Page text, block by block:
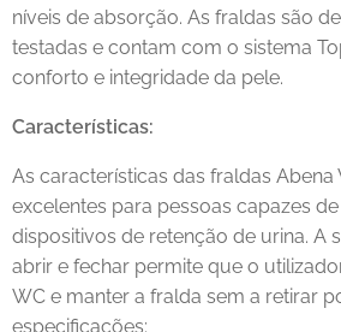
níveis de absorção. As fraldas são
testadas e contam com o sistema
conforto e integridade da pele.
Características:
As características das fraldas Abena
excelentes para pessoas capazes
dispositivos de retenção de urina. A
abrir e fechar permite que o
WC e manter a fralda sem a retirar
especificações: